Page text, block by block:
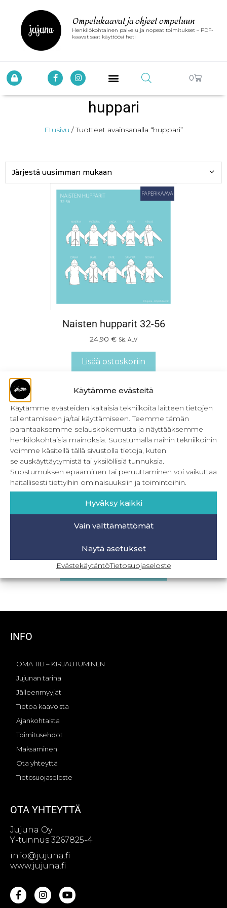
Käytämme evästeitä
Käytämme evästeiden kaltaisia tekniikoita laitteen tietojen
tallentamiseen ja/tai käyttämiseen. Teemme tämän
parantaaksemme selauskokemusta ja näyttääksemme
henkilökohtaisia mainoksia. Suostumalla näihin tekniikoihin
voimme käsitellä tällä sivustolla tietoja, kuten
selauskäyttäytymistä tai yksilöllisiä tunnuksia.
Suostumuksen epääminen tai peruuttaminen voi vaikuttaa
haitallisesti tiettyihin ominaisuuksiin ja toimintoihin.
Hyväksy kaikki
Vain välttämättömät
Näytä asetukset
EvästekäytäntöTietosuojaseloste
Ompelukaavat ja ohjeet ompeluun
Henkilökohtainen palvelu ja nopeat toimitukset – PDF-
kaavat saat käyttöösi heti
0
huppari
Etusivu / Tuotteet avainsanalla “huppari”
Naisten hupparit 32-56
24,90 € Sis. ALV
Lisää ostoskoriin
PDF Naisten hupparit 32-56
8,90€ – 19,90€ Sis. ALV
Valitse vaihtoehdoista
INFO
OMA TILI – KIRJAUTUMINEN
Jujunan tarina
Jälleenmyyjät
Tietoa kaavoista
Ajankohtaista
Toimitusehdot
Maksaminen
Ota yhteyttä
Tietosuojaseloste
OTA YHTEYTTÄ
Jujuna Oy
Y-tunnus 3267825-4
info@jujuna.fi
www.jujuna.fi